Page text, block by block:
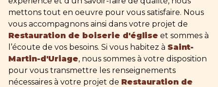
mettons tout en oeuvre pour vous satisfaire. Nous
vous accompagnons ainsi dans votre projet de
Restauration de boiserie d'église et sommes à
l’écoute de vos besoins. Si vous habitez à Saint-
Martin-d'Uriage, nous sommes à votre disposition
pour vous transmettre les renseignements
nécessaires à votre projet de Restauration de